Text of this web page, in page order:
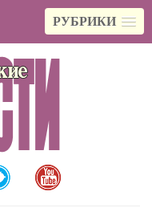
РУБРИКИ